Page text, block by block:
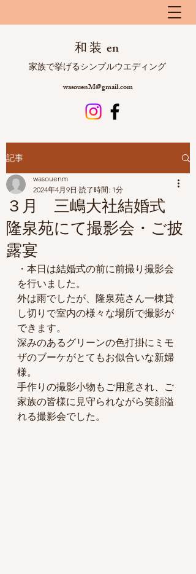
和 装 en
​ 家族で挙げるシンプルウエディング
wasouenM@gmail.com
記事
３月 三嶋大社結婚式
隆泉苑にて撮影会・ご披
露宴
wasouenm
2024年4月9日 読了時間: 1分
・本日は結婚式の前に前撮り撮影会
を行いました。
外は雨でしたが、隆泉苑さん一棟貸
し切りで室内の様々な場所で撮影が
できます。
深みのあるグリーンの色打掛にミモ
ザのブーケがとてもお似合いな新婦
様。
手作りの撮影小物もご用意され、ご
家族の皆様に見守られながら笑顔溢
れる撮影会でした。